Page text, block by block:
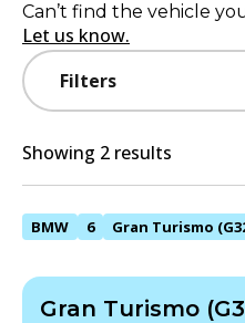
Filters
Can’t find the vehicle
Let us know.
Showing 2 results
BMW 6 Gran Turismo
Gran Turismo